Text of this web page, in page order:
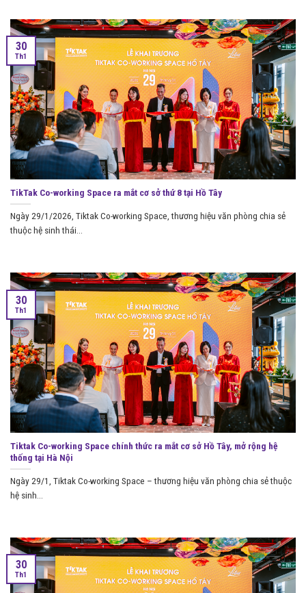
TikTak Co-working Space ra mắt cơ sở thứ 8 tại Hồ Tây
Ngày 29/1/2026, Tiktak Co-working Space, thương hiệu văn phòng chia sẻ
thuộc hệ sinh thái...
30
Th1
Tiktak Co-working Space chính thức ra mắt cơ sở Hồ Tây, mở rộng hệ
thống tại Hà Nội
Ngày 29/1, Tiktak Co-working Space – thương hiệu văn phòng chia sẻ thuộc
hệ sinh...
30
Th1
30
Th1